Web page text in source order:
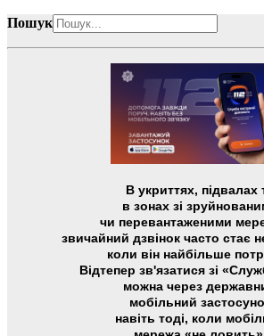
Пошук
В укриттях, підвалах
в зонах зі
чи перевантаженими
звичайний дзвінок часто стає
коли він найбільше
Відтепер зв'язатися зі
можна через
мобільний
навіть тоді, коли